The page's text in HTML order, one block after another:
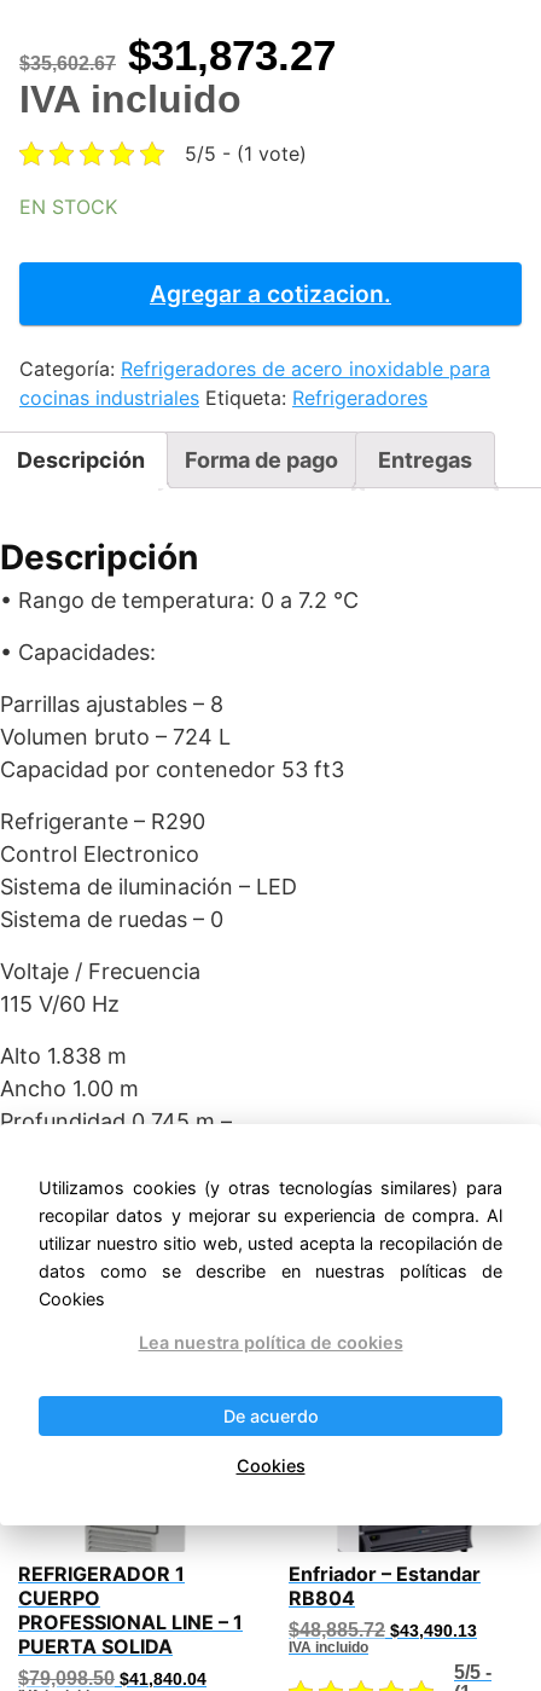
$35,602.67 Original
price
was:
$31,873.27
IVA incluido
5/5 - (1 vote)
EN STOCK
Door
RB550
cantidad
Agregar a cotizacion.
Categoría: Refrigeradores de acero inoxidable para
cocinas industriales Etiqueta: Refrigeradores
Descripción Forma de pago Entregas
Descripción
• Rango de temperatura: 0 a 7.2 °C
• Capacidades:
Parrillas ajustables – 8
Volumen bruto – 724 L
Capacidad por contenedor 53 ft3
Refrigerante – R290
Control Electronico
Sistema de iluminación – LED
Sistema de ruedas – 0
Voltaje / Frecuencia
115 V/60 Hz
Alto 1.838 m
Ancho 1.00 m
Profundidad 0.745 m –
Productos relacionados
REFRIGERADOR 1
CUERPO
PROFESSIONAL LINE – 1
PUERTA SOLIDA
$79,098.50 Original
$41,840.04
Enfriador – Estandar
RB804
$48,885.72 Original
price
$48,885.72.
$43,490.13
price
is:
IVA incluido
5/5 -
Utilizamos cookies (y otras tecnologías similares) para
recopilar datos y mejorar su experiencia de compra. Al
utilizar nuestro sitio web, usted acepta la recopilación de
datos como se describe en nuestras políticas de
Cookies
Lea nuestra política de cookies
De acuerdo
Cookies